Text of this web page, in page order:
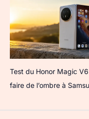
Test du Honor Magic
faire de l’ombre à